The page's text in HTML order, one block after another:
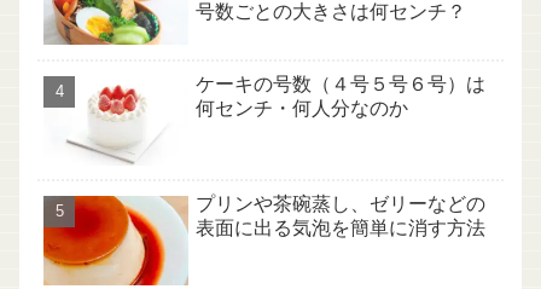
号数ごとの大きさは何センチ？
ケーキの号数（４号５号６号）は
何センチ・何人分なのか
プリンや茶碗蒸し、ゼリーなどの
表面に出る気泡を簡単に消す方法